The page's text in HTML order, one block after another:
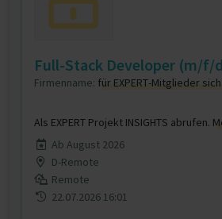
Full-Stack Developer (m/f/
Firmenname: für EXPERT-Mitglieder
Als EXPERT Projekt INSIGHTS abrufen.
Ab August 2026
D-Remote
Remote
22.07.2026 16:01